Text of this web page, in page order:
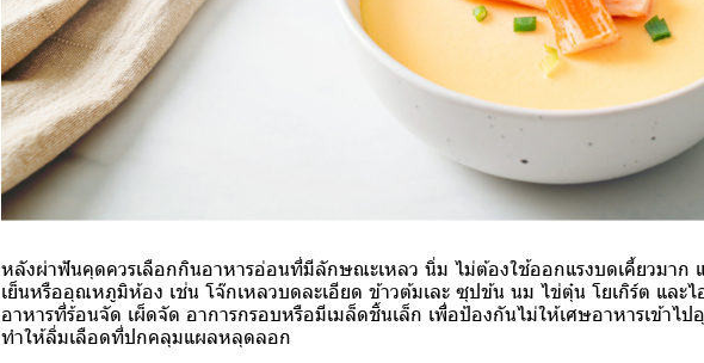
หลังผ่าฟันคุดควรเลือกกินอาหารอ่อนที่มีลักษณะเหลว นิ่ม ไม่ต้องใช้ออกแรงบดเคี้ยวมา
เย็นหรืออุณหภูมิห้อง เช่น โจ๊กเหลวบดละเอียด ข้าวต้มเละ ซุปข้น นม ไข่ตุ๋น โยเกิร์ต และ
อาหารที่ร้อนจัด เผ็ดจัด อาการกรอบหรือมีเมล็ดชิ้นเล็ก เพื่อป้องกันไม่ให้เศษอาหารเข้าไ
ทำให้ลิ่มเลือดที่ปกคลุมแผลหลุดลอก